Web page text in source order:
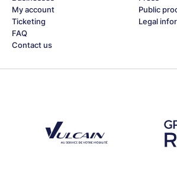
My account
Ticketing
FAQ
Contact us
Public
Legal